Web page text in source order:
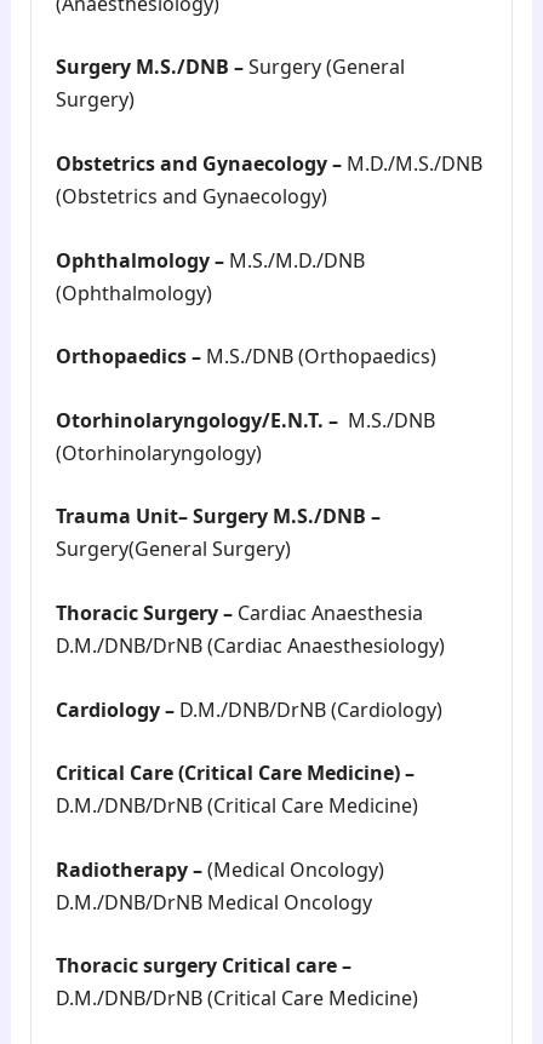
Surgery M.S./DNB –Surgery (General
Surgery)
Obstetrics and Gynaecology –M.D./M.S./DNB
(Obstetrics and Gynaecology)
Ophthalmology –M.S./M.D./DNB
(Ophthalmology)
Orthopaedics –M.S./DNB (Orthopaedics)
Otorhinolaryngology/E.N.T. – M.S./DNB
(Otorhinolaryngology)
Trauma Unit– Surgery M.S./DNB –
Surgery(General Surgery)
Thoracic Surgery –Cardiac Anaesthesia
D.M./DNB/DrNB (Cardiac Anaesthesiology)
Cardiology –D.M./DNB/DrNB (Cardiology)
Critical Care (Critical Care Medicine) –
D.M./DNB/DrNB (Critical Care Medicine)
Radiotherapy –(Medical Oncology)
D.M./DNB/DrNB Medical Oncology
Thoracic surgery Critical care –
D.M./DNB/DrNB (Critical Care Medicine)